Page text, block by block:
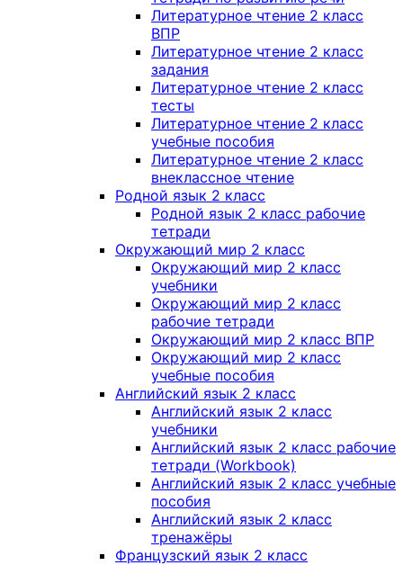
Литературное чтение 2 класс
ВПР
Литературное чтение 2 класс
задания
Литературное чтение 2 класс
тесты
Литературное чтение 2 класс
учебные пособия
Литературное чтение 2 класс
внеклассное чтение
Родной язык 2 класс
Родной язык 2 класс рабочие
тетради
Окружающий мир 2 класс
Окружающий мир 2 класс
учебники
Окружающий мир 2 класс
рабочие тетради
Окружающий мир 2 класс ВПР
Окружающий мир 2 класс
учебные пособия
Английский язык 2 класс
Английский язык 2 класс
учебники
Английский язык 2 класс рабочие
тетради (Workbook)
Английский язык 2 класс учебные
пособия
Английский язык 2 класс
тренажёры
Французский язык 2 класс